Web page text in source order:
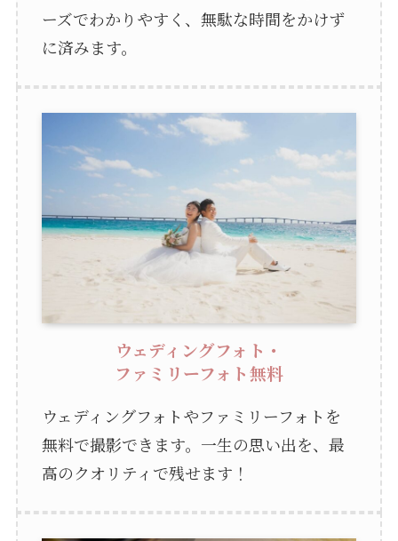
ーズでわかりやすく、無駄な時間をかけず
に済みます。
ウェディングフォト・
ファミリーフォト無料
ウェディングフォトやファミリーフォトを
無料で撮影できます。一生の思い出を、最
高のクオリティで残せます！